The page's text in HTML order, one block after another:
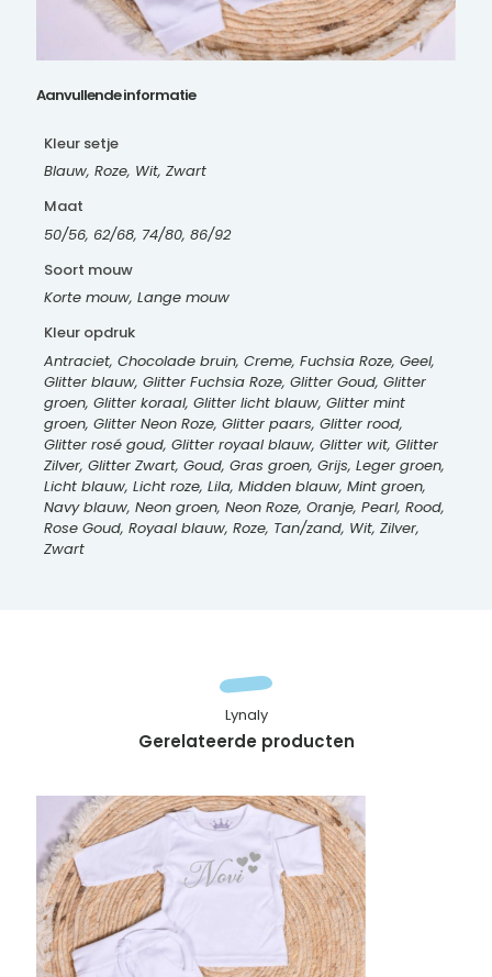
Aanvullende informatie
Kleur setje
Blauw, Roze, Wit, Zwart
Maat
50/56, 62/68, 74/80, 86/92
Soort mouw
Korte mouw, Lange mouw
Kleur opdruk
Antraciet, Chocolade bruin, Creme, Fuchsia Roze, Geel,
Glitter blauw, Glitter Fuchsia Roze, Glitter Goud, Glitter
groen, Glitter koraal, Glitter licht blauw, Glitter mint
groen, Glitter Neon Roze, Glitter paars, Glitter rood,
Glitter rosé goud, Glitter royaal blauw, Glitter wit, Glitter
Zilver, Glitter Zwart, Goud, Gras groen, Grijs, Leger groen,
Licht blauw, Licht roze, Lila, Midden blauw, Mint groen,
Navy blauw, Neon groen, Neon Roze, Oranje, Pearl, Rood,
Rose Goud, Royaal blauw, Roze, Tan/zand, Wit, Zilver,
Zwart
Gerelateerde producten
Lynaly